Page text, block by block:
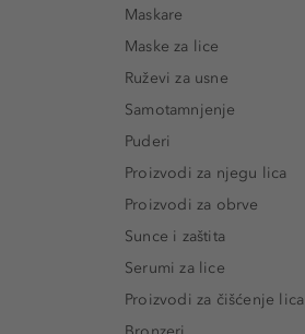
Maskare
Maske za lice
Ruževi za usne
Samotamnjenje
Puderi
Proizvodi za njegu lica
Proizvodi za obrve
Sunce i zaštita
Serumi za lice
Proizvodi za čišćenje lica